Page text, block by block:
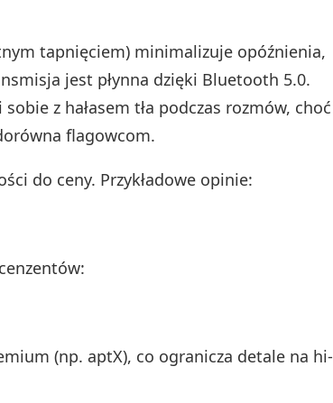
tapnięciem) minimalizuje opóźnienia,
jest płynna dzięki Bluetooth 5.0.
z hałasem tła podczas rozmów, choć
flagowcom.
do ceny. Przykładowe opinie:
(np. aptX), co ogranicza detale na hi-